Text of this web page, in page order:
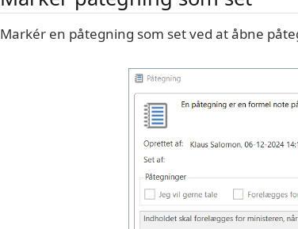
Markér en påtegning som set ved at åbne